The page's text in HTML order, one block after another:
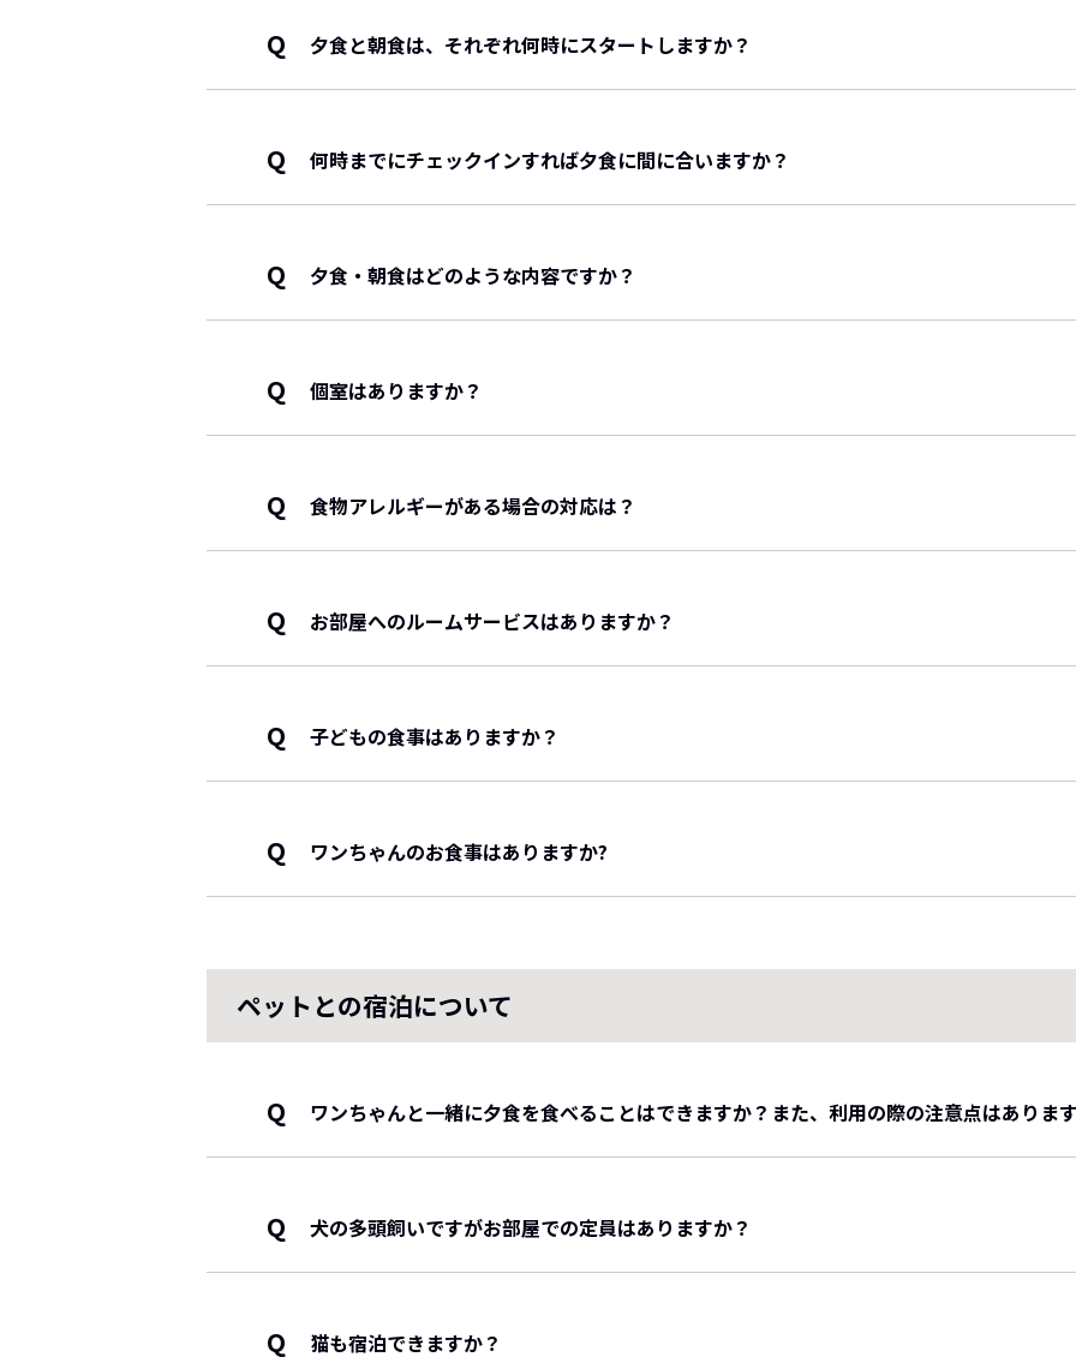
※ワンちゃん以外のペットは宿泊いただけません。
Q
夕食と朝食は、それぞれ何時にスタートしますか？
★ご夕食★【17：30/18：00/19：00～】の3部制です。
繁忙期や高稼働日は、必ずご希望に通りにならない場合もございますので、予めご了承下
☀ご朝食☀【7：00～9：00】（ラストオーダー8：30までにレストランにお越し下さい）
Q
何時までにチェックインすれば夕食に間に合いますか？
18：30までにチェックインをお済ませください。
Q
夕食・朝食はどのような内容ですか？
夕食は、会席料理となります。朝食は、ビュッフェですが、場合によっては、お一人ずつの
Q
個室はありますか？
12名様以内の場合、小会議室が
各1部屋ずつしかございませんので、事前にご相談ください。
Q
食物アレルギーがある場合の対応は？
ご予約時にお食事についておうかがいしますのでアレルギー食材がございましたらお教えく
当日ですとご対応できない場合がございますのでその際はご了承ください。同一厨房のため完
きかねます。
苦手食材の対応は致しかねますので予めご了承ください
Q
お部屋へのルームサービスはありますか？
大変申し訳ございませんが、行っておりません。
Q
子どもの食事はありますか？
大人の方が選ばれたプランに応じて、お食事がつきます。
未就学児 お子様プレート
添い寝の幼児にはお食事はつきません
朝食：ビュッフェ
Q
ワンちゃんのお食事はありますか?
現在、ワンちゃんのお食事はご用意しておりません。売店でペットフードの販売はございま
ペットとの宿泊について
Q
ワンちゃんと一緒に夕食を食べることはできますか？また、利用の際の注意点はありま
はい、ご夕食のみ「ワンちゃん同伴専用スペース」にて、ご一緒にお楽しみいただけます
プラン『ワンちゃんと一緒にお食事！1泊2食付【花籠料理】料理長厳選の食材を使ったプ
旧館1階の室内ドッグランに隣接した専用スペースで、料理人・岩本兄弟が腕を振るうプ
ご利用にあたっては、以下の点をご確認ください。
Q
犬の多頭飼いですがお部屋での定員はありますか？
ワンちゃんの頭数について、1部屋あたりの明確な頭数制限は設けておりません。
おすすめしております。
Q 猫も宿泊できますか？